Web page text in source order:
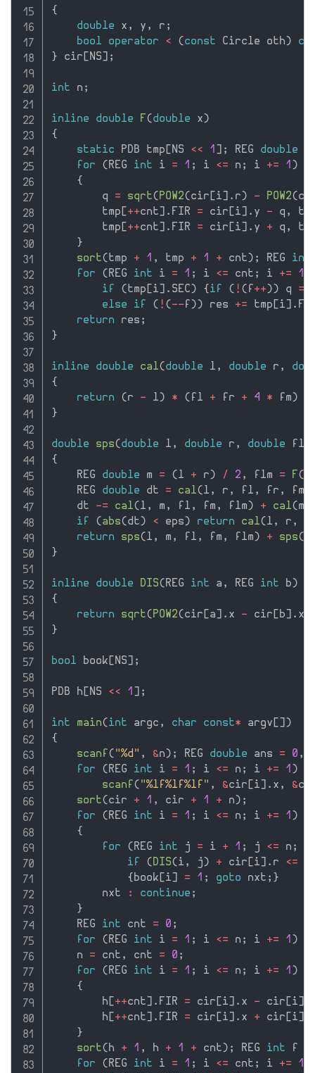
{
double x , y , r ;
bool
operator < ( const Circle oth )
} cir NS ;
int n ;
inline double F ( double x )
{
static PDB tmp NS << 1 ; REG double
for
( REG int i = 1 ; i <= n ; i += 1 )
{
        q
= sqrt( POW2( cir i . r ) - POW2(
        tmp
++cnt . FIR = cir i . y - q ,
        tmp
++cnt . FIR = cir i . y + q ,
}
sort( tmp + 1 , tmp + 1 + cnt ) ; REG int
for
( REG int i = 1 ; i <= cnt ; i += 1
if
( tmp i . SEC ) { if ( ! ( f ++ ) ) q =
else
if ( ! ( -- f ) ) res += tmp i .
return res ;
}
inline double cal( double l , double r ,
{
return
( r - l ) * ( fl + fr + 4 * fm )
}
double sps( double l , double r , double fl
{
    REG
double m = ( l + r ) / 2 , flm = F (
    REG
double dt = cal( l , r , fl , fr , fm
    dt
-= cal( l , m , fl , fm , flm ) + cal( m
if
( abs( dt ) < eps ) return cal( l , r ,
return
sps( l , m , fl , fm , flm ) + sps(
}
inline double DIS( REG int a , REG int b )
{
return
sqrt( POW2( cir a . x - cir b . x
}
bool book NS ;
PDB h NS << 1 ;
int main( int argc , char const* argv
)
{
scanf ( "%d" , &n ) ; REG double ans = 0 ,
for
( REG int i = 1 ; i <= n ; i += 1 )
scanf ( "%lf%lf%lf" , &cir i . x , &
sort( cir + 1 , cir + 1 + n ) ;
for
( REG int i = 1 ; i <= n ; i += 1 )
{
for
( REG int j = i + 1 ; j <= n ;
if
( DIS( i , j ) + cir i . r <=
{ book i = 1 ; goto nxt ; }
        nxt
: continue ;
}
    REG
int cnt = 0 ;
for
( REG int i = 1 ; i <= n ; i += 1 )
    n
= cnt , cnt = 0 ;
for
( REG int i = 1 ; i <= n ; i += 1 )
{
        h
++cnt . FIR = cir i . x - cir i
        h
++cnt . FIR = cir i . x + cir i
}
sort( h + 1 , h + 1 + cnt ) ; REG int f
for
( REG int i = 1 ; i <= cnt ; i += 1